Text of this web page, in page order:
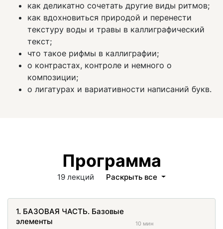
как деликатно сочетать другие виды ритмов;
как вдохновиться природой и перенести
текстуру воды и травы в каллиграфический
текст;
что такое рифмы в каллиграфии;
о контрастах, контроле и немного о
композиции;
о лигатурах и вариативности написаний букв.
Программа
19 лекций Раскрыть все
1. БАЗОВАЯ ЧАСТЬ. Базовые
элементы
10 мин